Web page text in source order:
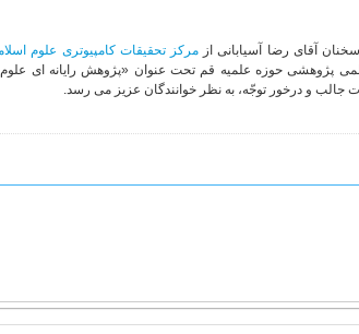
آقای رضا آسیابانی از مرکز تحقیقات کامپیوتری علوم
پژوهشی حوزه علمیه قم تحت عنوان «پژوهش رایانه ای
جالب و درخور توجّه، به نظر خوانندگان عزیز می رسد.